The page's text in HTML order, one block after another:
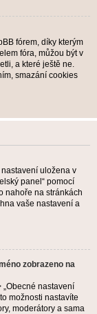
fórem, díky kterým
fóra, můžou být v
a které ještě ne.
smazání cookies
uložena v
panel“ pomocí
nahoře na stránkách
vaše nastavení a
zobrazeno na
„Obecné nastavení
možnosti nastavíte
moderátory a sama